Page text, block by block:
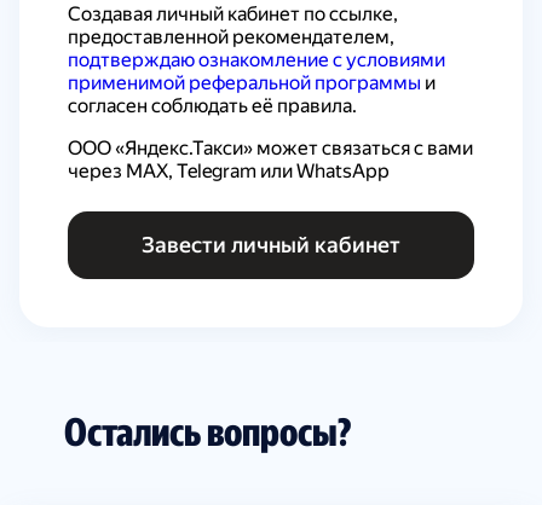
Создавая личный кабинет по ссылке,
подтверждаю ознакомление с условиями
применимой реферальной программы и
согласен соблюдать её правила.
ООО «Яндекс.Такси» может связаться с вами
через MAX, Telegram или WhatsApp
Завести личный кабинет
Остались вопросы?